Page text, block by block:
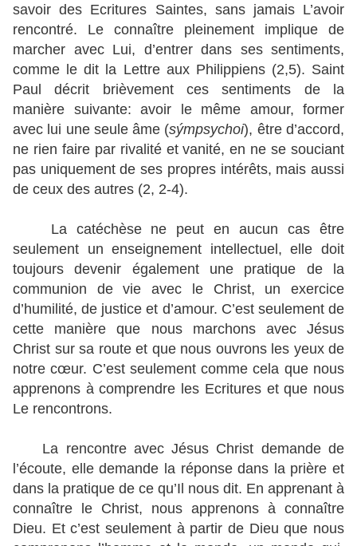
savoir des Ecritures Saintes, sans jamais L’avoir
rencontré. Le connaître pleinement implique de
marcher avec Lui, d’entrer dans ses sentiments,
comme le dit la Lettre aux Philippiens (2,5). Saint
Paul décrit brièvement ces sentiments de la
manière suivante: avoir le même amour, former
avec lui une seule âme (sýmpsychoi), être d’accord,
ne rien faire par rivalité et vanité, en ne se souciant
pas uniquement de ses propres intérêts, mais aussi
de ceux des autres (2, 2-4).
La catéchèse ne peut en aucun cas être
seulement un enseignement intellectuel, elle doit
toujours devenir également une pratique de la
communion de vie avec le Christ, un exercice
d’humilité, de justice et d’amour. C’est seulement de
cette manière que nous marchons avec Jésus
Christ sur sa route et que nous ouvrons les yeux de
notre cœur. C’est seulement comme cela que nous
apprenons à comprendre les Ecritures et que nous
Le rencontrons.
La rencontre avec Jésus Christ demande de
l’écoute, elle demande la réponse dans la prière et
dans la pratique de ce qu’Il nous dit. En apprenant à
connaître le Christ, nous apprenons à connaître
Dieu. Et c’est seulement à partir de Dieu que nous